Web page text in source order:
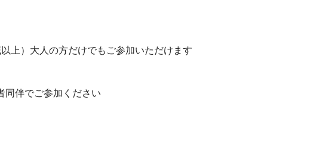
上）大人の方だけでもご参加いただけます
伴でご参加ください